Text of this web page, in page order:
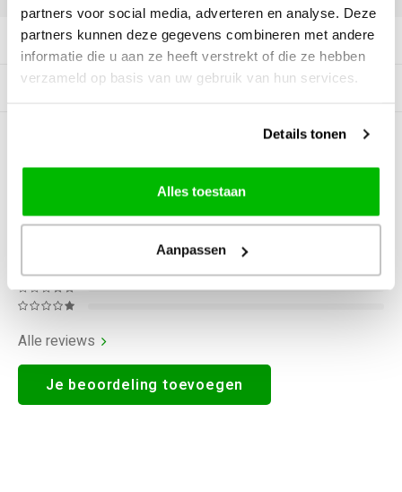
partners voor social media, adverteren en analyse. Deze
partners kunnen deze gegevens combineren met andere
informatie die u aan ze heeft verstrekt of die ze hebben
verzameld op basis van uw gebruik van hun services.
Details tonen
Alles toestaan
Aanpassen
Productomschrijving
Gerelateerde producten
BEOORDELINGEN
Alle reviews
Je beoordeling toevoegen